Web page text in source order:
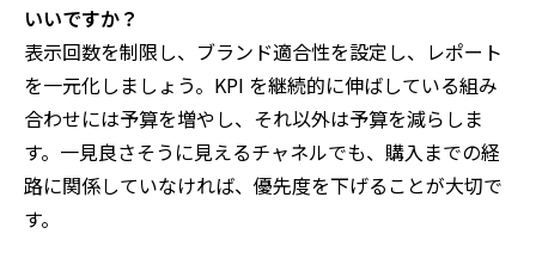
いいですか？
表示回数を制限し、ブランド適合性を設定し、レポート
を一元化しましょう。KPI を継続的に伸ばしている組み
合わせには予算を増やし、それ以外は予算を減らしま
す。一見良さそうに見えるチャネルでも、購入までの経
路に関係していなければ、優先度を下げることが大切で
す。